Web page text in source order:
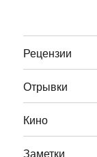
Рецензии
Отрывки
Кино
Заметки